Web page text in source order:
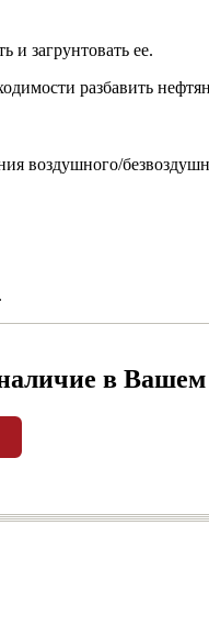
и загрунтовать ее.
разбавить
воздушного/
в Вашем